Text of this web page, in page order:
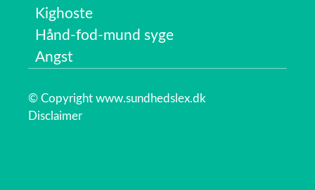
Kighoste
Hånd-fod-mund syge
Angst
© Copyright www.sundhedslex.dk
Disclaimer